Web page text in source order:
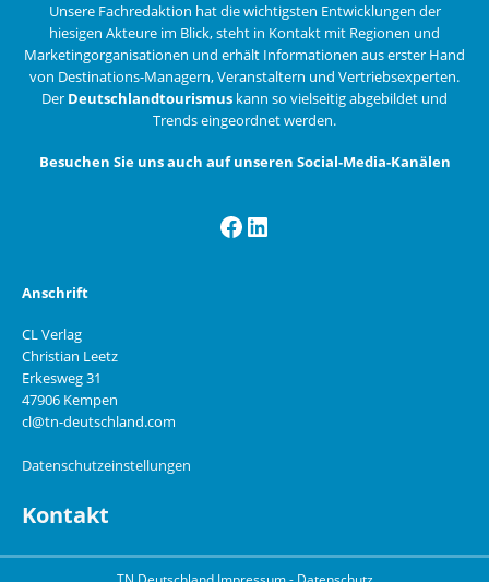
Unsere Fachredaktion hat die wichtigsten Entwicklungen der
hiesigen Akteure im Blick, steht in Kontakt mit Regionen und
Marketingorganisationen und erhält Informationen aus erster Hand
von Destinations-Managern, Veranstaltern und Vertriebsexperten.
Der Deutschlandtourismus kann so vielseitig abgebildet und
Trends eingeordnet werden.
Besuchen Sie uns auch auf unseren Social-Media-Kanälen
Facebook
LinkedIn
Anschrift
CL Verlag
Christian Leetz
Erkesweg 31
47906 Kempen
cl@tn-deutschland.com
Datenschutzeinstellungen
Kontakt